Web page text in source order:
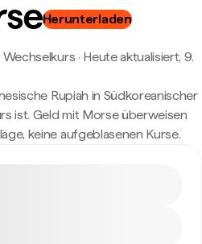
Herunterladen
Wechselkurs · Heute aktualisiert, 9.
Rupiah in Südkoreanischer
ist. Geld mit Morse überweisen
keine aufgeblasenen Kurse.